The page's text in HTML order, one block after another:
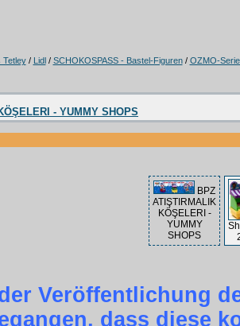
Tetley/ Lidl/ SCHOKOSPASS - Bastel-Figuren/ OZMO-
- YUMMY SHOPS
BPZ
ATIŞTIRMALIK
KÖŞELERI -
YUMMY
SHOPS
Veröffentlichung
dass diese